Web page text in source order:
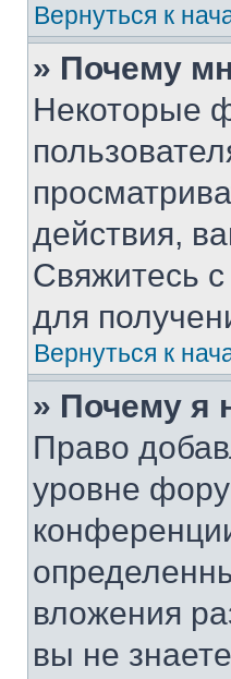
Вернуться к
» Почему
Некоторые
действия,
Свяжитесь
для
Вернуться к
» Почему я
Право
уровне
вложения
вы не